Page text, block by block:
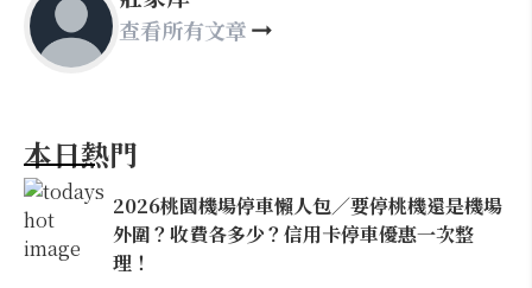
查看所有文章
本日熱門
2026桃園機場停車懶人包／要停桃機還是機場
外圍？收費各多少？信用卡停車優惠一次整
理！